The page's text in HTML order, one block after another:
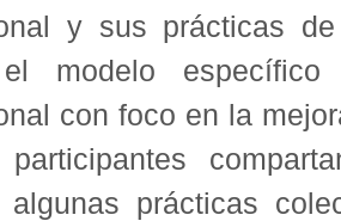
y sus prácticas
modelo
con foco en la
algunas prácticas